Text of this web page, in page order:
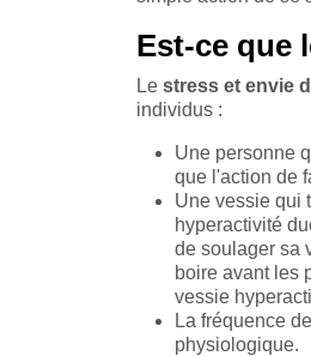
Est-ce que
Le stress et envie
individus :
Une personne
que l'action de
Une vessie qui
hyperactivité
de soulager sa
boire avant les
vessie
La fréquence
physiologique.